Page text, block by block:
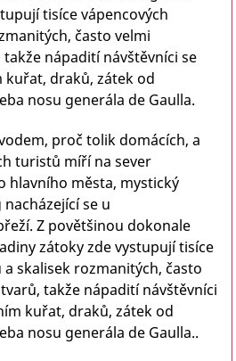
tisíce vápencových
často velmi
nápadití návštěvníci se
draků, zátek od
nosu generála de Gaulla.
proč tolik domácích, a
turistů míří na sever
hlavního města, mystický
se u
Z povětšinou dokonale
zátoky zde vystupují tisíce
skalisek rozmanitých, často
takže nápadití návštěvníci
kuřat, draků, zátek od
nosu generála de Gaulla..